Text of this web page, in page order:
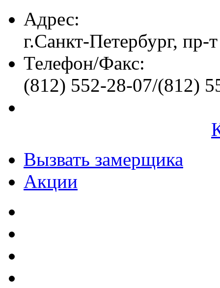
Адрес:
г.Санкт-Петербург, пр-
Телефон/Факс:
(812) 552-28-07/(812)
Вызвать замерщика
Акции